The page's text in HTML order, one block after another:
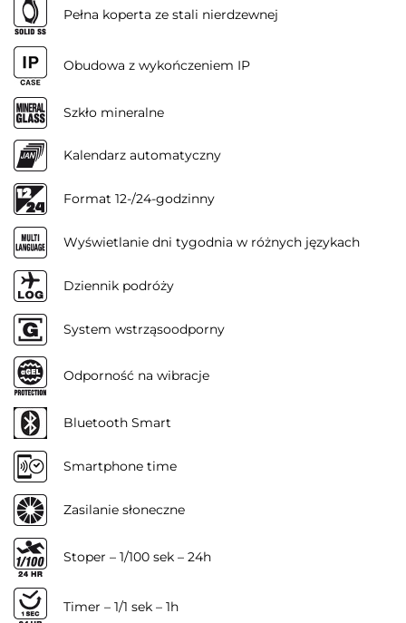
Pełna koperta ze stali nierdzewnej
Obudowa z wykończeniem IP
Szkło mineralne
Kalendarz automatyczny
Format 12-/24-godzinny
Wyświetlanie dni tygodnia w różnych językach
Dziennik podróży
System wstrząsoodporny
Odporność na wibracje
Bluetooth Smart
Smartphone time
Zasilanie słoneczne
Stoper – 1/100 sek – 24h
Timer – 1/1 sek – 1h